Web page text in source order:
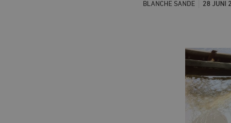
BLANCHE SANDE 28 JUNI